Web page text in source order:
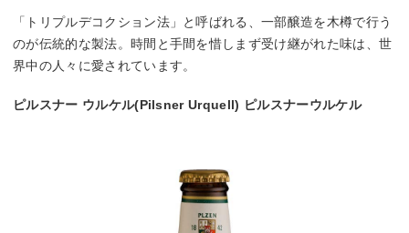
「トリプルデコクション法」と呼ばれる、一部醸造を木樽で行う
のが伝統的な製法。時間と手間を惜しまず受け継がれた味は、世
界中の人々に愛されています。
ピルスナー ウルケル(Pilsner Urquell) ピルスナーウルケル